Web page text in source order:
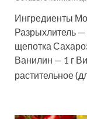
Ингредиенты
Разрыхлитель
щепотка
Ванилин — 1 г
растительное